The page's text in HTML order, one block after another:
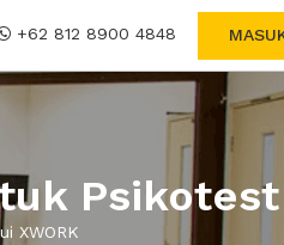
+62 812 8900 4848
Psikotest
XWORK